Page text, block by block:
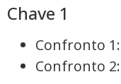
Chave 1
Confronto
Confronto 2: